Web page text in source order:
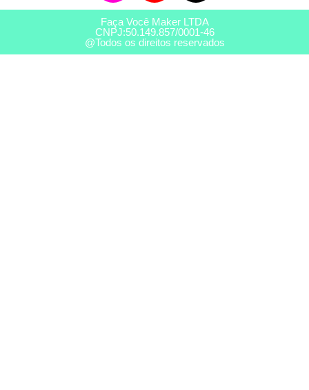
Faça Você Maker LTDA
CNPJ:50.149.857/0001-46
@Todos os direitos reservados